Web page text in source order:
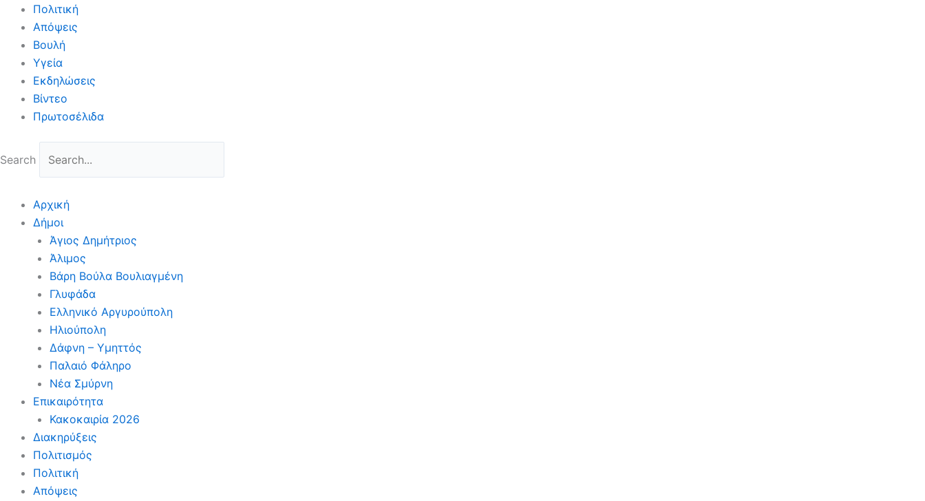
Πολιτική
Απόψεις
Βουλή
Υγεία
Εκδηλώσεις
Βίντεο
Πρωτοσέλιδα
Search
Αρχική
Δήμοι
Άγιος Δημήτριος
Άλιμος
Βάρη Βούλα Βουλιαγμένη
Γλυφάδα
Ελληνικό Αργυρούπολη
Ηλιούπολη
Δάφνη – Υμηττός
Παλαιό Φάληρο
Νέα Σμύρνη
Επικαιρότητα
Κακοκαιρία 2026
Διακηρύξεις
Πολιτισμός
Πολιτική
Απόψεις